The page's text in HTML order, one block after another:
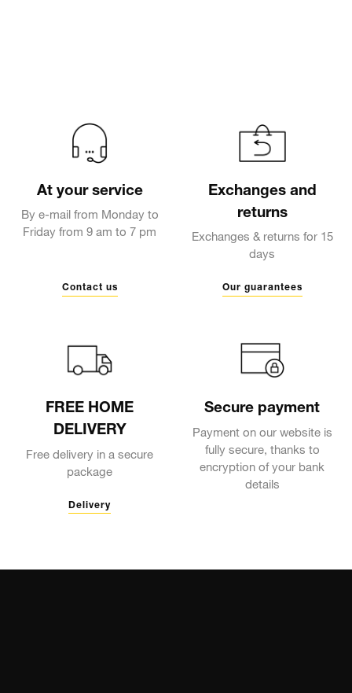
At your service
By e-mail from Monday to
Friday from 9 am to 7 pm
Contact us
Exchanges and
returns
Exchanges & returns for 15
days
Our guarantees
FREE HOME
DELIVERY
Free delivery in a secure
package
Delivery
Secure payment
Payment on our website is
fully secure, thanks to
encryption of your bank
details